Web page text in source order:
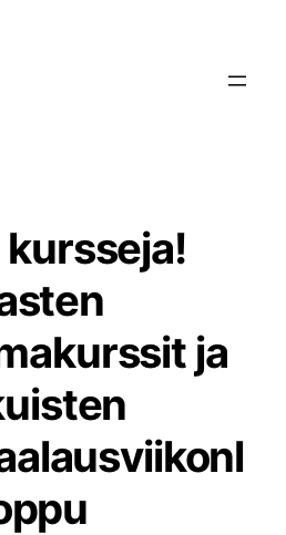
kursseja!
ja